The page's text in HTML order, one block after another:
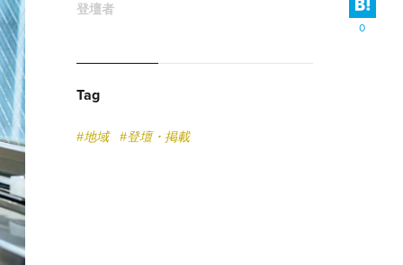
登壇者
Tag
#地域 #登壇・掲載
0